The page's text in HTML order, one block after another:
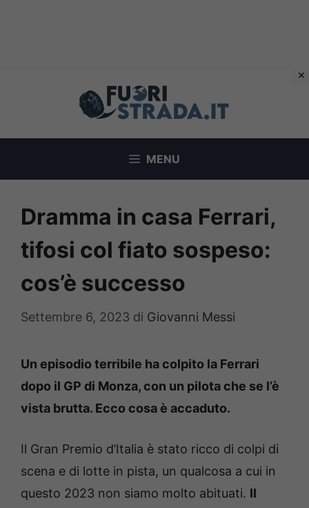
MENU
Dramma in casa Ferrari,
tifosi col fiato sospeso:
cos’è successo
Settembre 6, 2023 di Giovanni Messi
Un episodio terribile ha colpito la Ferrari
dopo il GP di Monza, con un pilota che se l’è
vista brutta. Ecco cosa è accaduto.
Il Gran Premio d’Italia è stato ricco di colpi di
scena e di lotte in pista, un qualcosa a cui in
questo 2023 non siamo molto abituati. Il